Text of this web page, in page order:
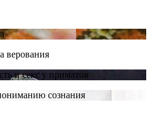
верования
и секс у приматов
сознания